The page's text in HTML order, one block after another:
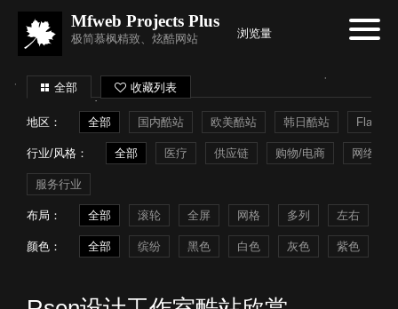
Mfweb Projects Plus
极简慕枫精致、炫酷网站 浏览量
全部 收藏列表
地区： 全部 国内酷站 欧美酷站 韩日酷站 Flash
行业/风格： 全部 医疗 供应链 购物/电商 网络系统
服务行业
布局： 全部 滚轮 全屏 网格 多列 左右
颜色： 全部 缤纷 黑色 白色 灰色 紫色